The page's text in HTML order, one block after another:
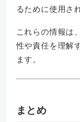
るために使用さ
これらの情報は
性や責任を理解
ます。
まとめ